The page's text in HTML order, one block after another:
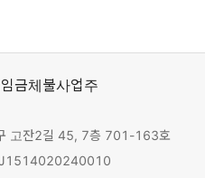
임금체불사업주
고잔2길 45, 7층 701-163호
J1514020240010